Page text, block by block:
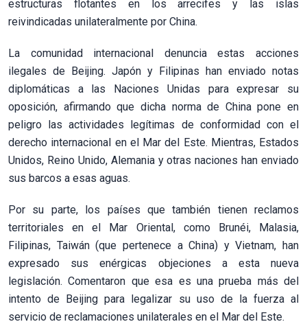
estructuras flotantes en los arrecifes y las islas
reivindicadas unilateralmente por China.
La comunidad internacional denuncia estas acciones
ilegales de Beijing. Japón y Filipinas han enviado notas
diplomáticas a las Naciones Unidas para expresar su
oposición, afirmando que dicha norma de China pone en
peligro las actividades legítimas de conformidad con el
derecho internacional en el Mar del Este. Mientras, Estados
Unidos, Reino Unido, Alemania y otras naciones han enviado
sus barcos a esas aguas.
Por su parte, los países que también tienen reclamos
territoriales en el Mar Oriental, como Brunéi, Malasia,
Filipinas, Taiwán (que pertenece a China) y Vietnam, han
expresado sus enérgicas objeciones a esta nueva
legislación. Comentaron que esa es una prueba más del
intento de Beijing para legalizar su uso de la fuerza al
servicio de reclamaciones unilaterales en el Mar del Este.